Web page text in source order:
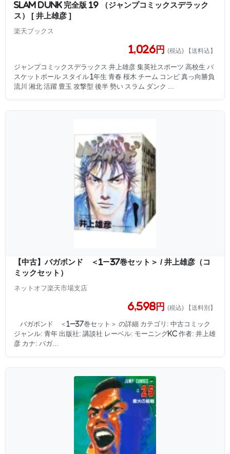
SLAM DUNK 完全版 19 （ジャンプコミックスデラック
ス） [ 井上雄彦 ]
楽天ブックス
1,026円 (税込) 【送料込】
ジャンプコミックスデラックス 井上雄彦 集英社スポーツ 高校生 バ
スケットボール スタイル 1年生 青春 桜木 チーム コンビ 真っ向勝負
流川 湘北 活躍 豊玉 攻撃型 後半 勢い スラム ダンク ...
【中古】バガボンド ＜1−37巻セット＞ / 井上雄彦（コ
ミックセット）
ネットオフ楽天市場支店
6,598円 (税込) 【送料別】
バガボンド ＜1−37巻セット＞ の詳細 カテゴリ: 中古コミック
ジャンル: 青年 出版社: 講談社 レーベル: モーニングKC 作者: 井上雄
彦 カナ: バガ...